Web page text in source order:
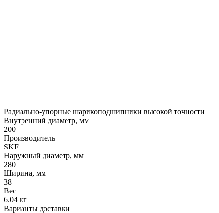
Радиально-упорные шарикоподшипники высокой точности
Внутренний диаметр, мм
200
Производитель
SKF
Наружный диаметр, мм
280
Ширина, мм
38
Вес
6.04 кг
Варианты доставки